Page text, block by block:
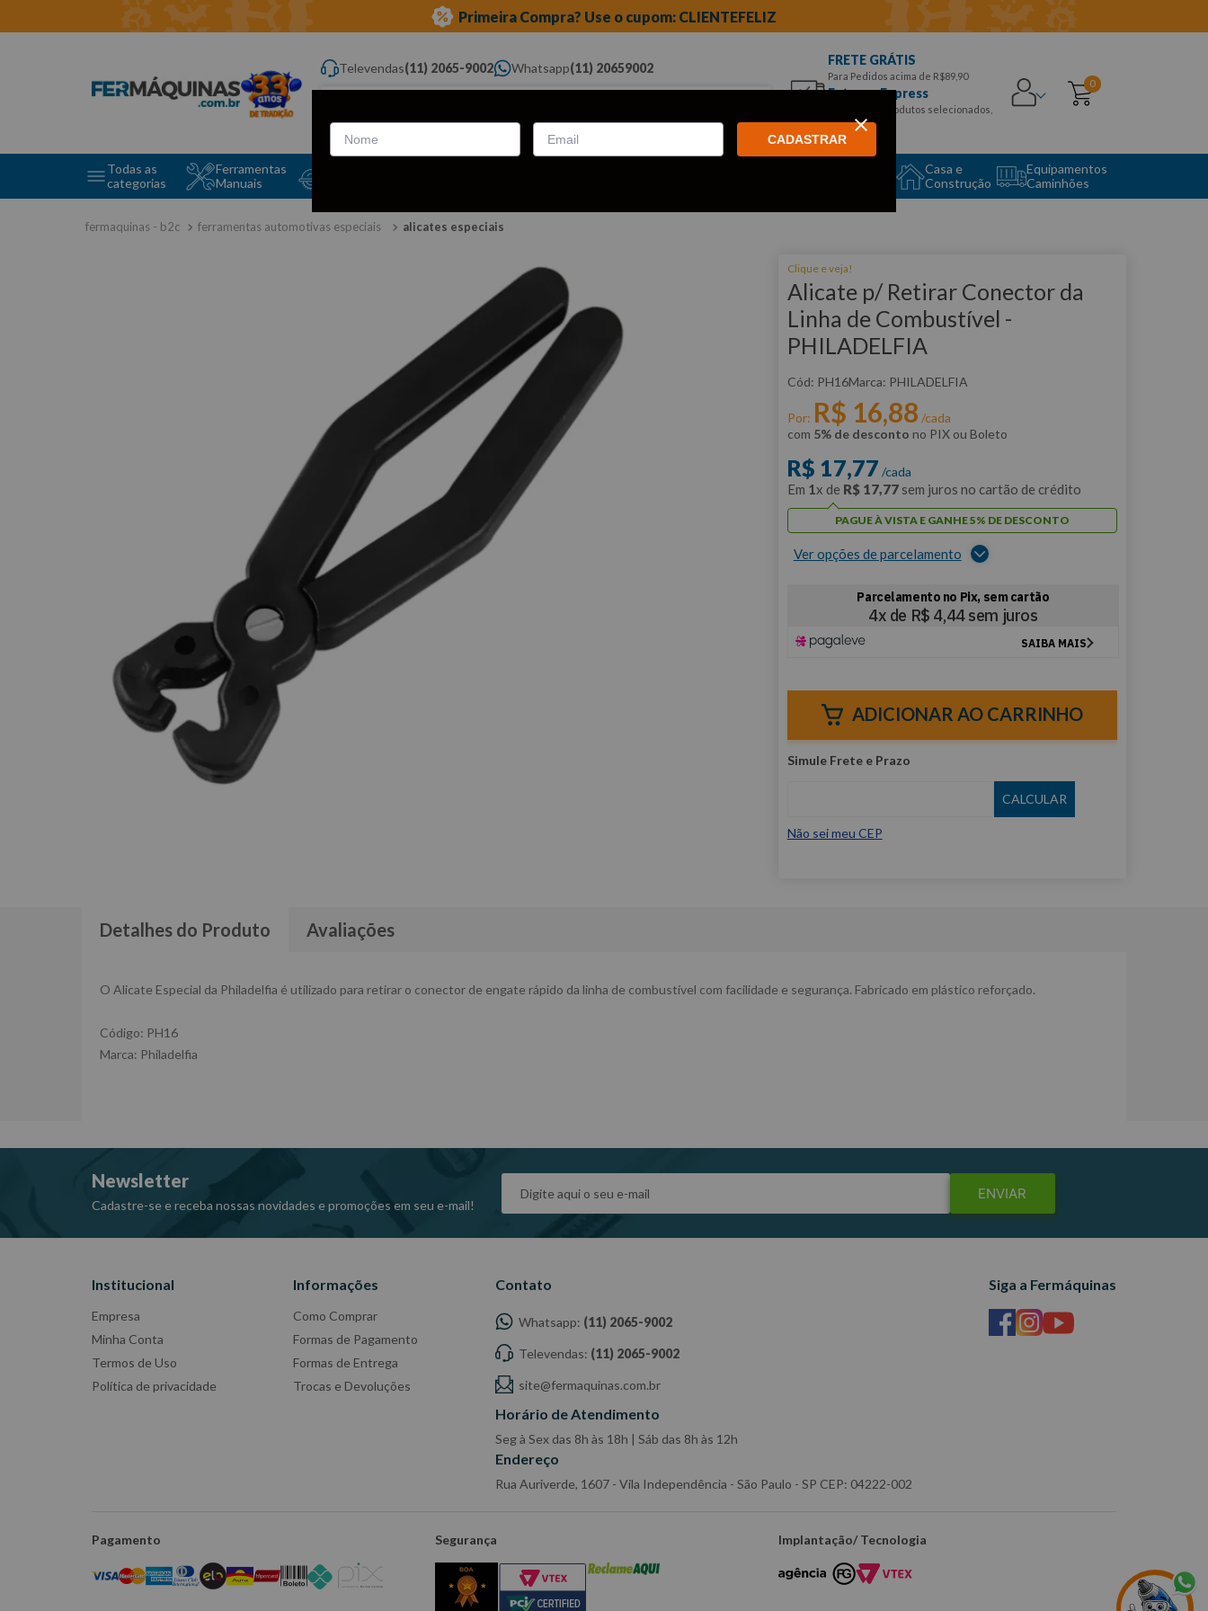
Primeira Compra? Use o cupom: CLIENTEFELIZ
Televendas(11) 2065-9002 Whatsapp(11) 20659002
Digite aqui o que você procura...
FRETE GRÁTIS
Para Pedidos acima de R$89,90
Entrega Express
para CEPS e produtos selecionados,
Aproveite!
0
Todas as
categorias
Ferramentas
Manuais
Casa e
Construção
Equipamentos
Caminhões
ferramentas automotivas especiais alicates especiais
Clique e veja!
Alicate p/ Retirar Conector da
Linha de Combustível -
PHILADELFIA
: PH16 PHILADELFIA
Por: R$ 16,88 /cada
com 5% de desconto no PIX ou Boleto
R$ 17,77 /cada
Em 1x de R$ 17,77sem juros no cartão de crédito
PAGUE À VISTA E GANHE 5% DE DESCONTO
Ver opções de parcelamento
ADICIONAR AO CARRINHO
Não sei meu CEP
Detalhes do Produto Avaliações
O Alicate Especial da Philadelfia é utilizado para retirar o conector de engate rápido da linha de combustível com facilidade e segurança. Fabricado em plástico reforçado.
Código: PH16
Marca: Philadelfia
Newsletter
Cadastre-se e receba nossas novidades e promoções em seu e-mail!
ENVIAR
Institucional
Empresa
Minha Conta
Termos de Uso
Política de privacidade
Informações
Como Comprar
Formas de Pagamento
Formas de Entrega
Trocas e Devoluções
Contato
Whatsapp: (11) 2065-9002
Televendas: (11) 2065-9002
site@fermaquinas.com.br
Horário de Atendimento
Seg à Sex das 8h às 18h | Sáb das 8h às 12h
Endereço
Rua Auriverde, 1607 - Vila Independência - São Paulo - SP CEP: 04222-002
Siga a Fermáquinas
Pagamento Segurança Implantação/ Tecnologia
CADASTRAR